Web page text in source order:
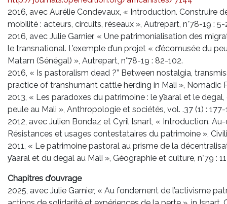
2016, avec Aurélie Condevaux, « Introduction. Construire
mobilité : acteurs, circuits, réseaux », Autrepart, n°78-19 : 5-
2016, avec Julie Garnier, « Une patrimonialisation des
le transnational. L’exemple d’un projet « d’écomusée du
Matam (Sénégal) », Autrepart, n°78-19 : 82-102.
2016, « Is pastoralism dead ?” Between nostalgia,
practice of transhumant cattle herding in Mali », Nomadic
2013, « Les paradoxes du patrimoine : le ƴaaral et le
peule au Mali », Anthropologie et sociétés, vol. .37 (1) : 177-
2012, avec Julien Bondaz et Cyril Isnart, « Introduction.
Résistances et usages contestataires du patrimoine »,
2011, « Le patrimoine pastoral au prisme de la
ƴaaral et du degal au Mali », Géographie et culture, n°79 :
Chapitres d’ouvrage
2025, avec Julie Garnier, « Au fondement de l’activisme